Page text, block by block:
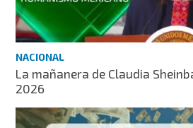
NACIONAL
La mañanera de Claudia
2026